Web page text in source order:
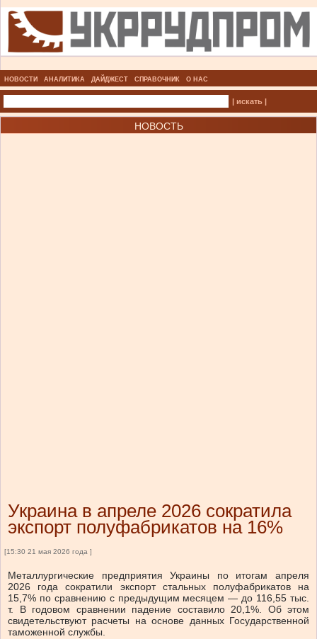
НОВОСТИ АНАЛИТИКА ДАЙДЖЕСТ СПРАВОЧНИК О НАС
| искать |
НОВОСТЬ
Украина в апреле 2026 сократила
экспорт полуфабрикатов на 16%
[15:30 21 мая 2026 года ]
Металлургические предприятия Украины по итогам апреля
2026 года сократили экспорт стальных полуфабрикатов на
15,7% по сравнению с предыдущим месяцем — до 116,55 тыс.
т. В годовом сравнении падение составило 20,1%. Об этом
свидетельствуют расчеты на основе данных Государственной
таможенной службы.